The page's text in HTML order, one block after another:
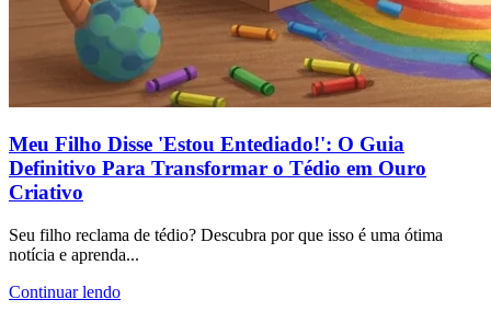
Meu Filho Disse 'Estou Entediado!': O Guia
Definitivo Para Transformar o Tédio em Ouro
Criativo
Seu filho reclama de tédio? Descubra por que isso é uma ótima
notícia e aprenda...
Continuar lendo